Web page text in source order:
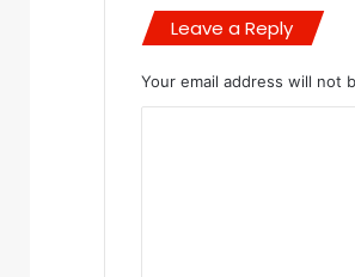
Leave a Reply
Your email address will not